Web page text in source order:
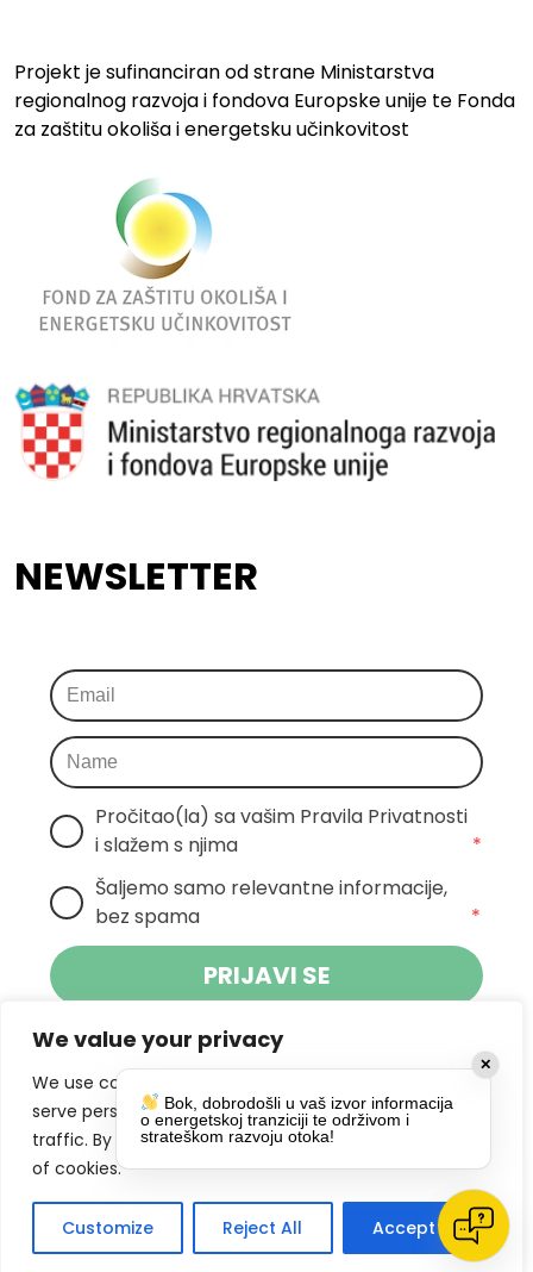
We value your privacy
We use cookies to enhance your browsing experience,
serve personalized ads or content, and analyze our
traffic. By clicking "Accept All", you consent to our use
of cookies.
Customize Reject All Accept All
Projekt je sufinanciran od strane Ministarstva
regionalnog razvoja i fondova Europske unije te Fonda
za zaštitu okoliša i energetsku učinkovitost
NEWSLETTER
Pročitao(la) sa vašim Pravila Privatnosti
i slažem s njima
*
Šaljemo samo relevantne informacije,
bez spama
*
PRIJAVI SE
Klikom na gumb dajete suglasnost za
primanje novosti Pokreta Otoka te se
slažete spolitikom privatnosti.
DRUŠTVENE MREŽE
✕
Bok, dobrodošli u vaš izvor informacija
o energetskoj tranziciji te održivom i
strateškom razvoju otoka!